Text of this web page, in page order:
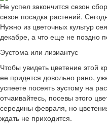
Не успел закончится сезон
сезон посадка растений.
Нужно из цветочных культур
декабре, а что еще не поздно
Эустома или лизиантус
Чтобы увидеть цветение этой
ее придется довольно рано,
успеете посеять эустому на
отчаивайтесь, посевы этого
середины февраля, но
ждать не приходится.